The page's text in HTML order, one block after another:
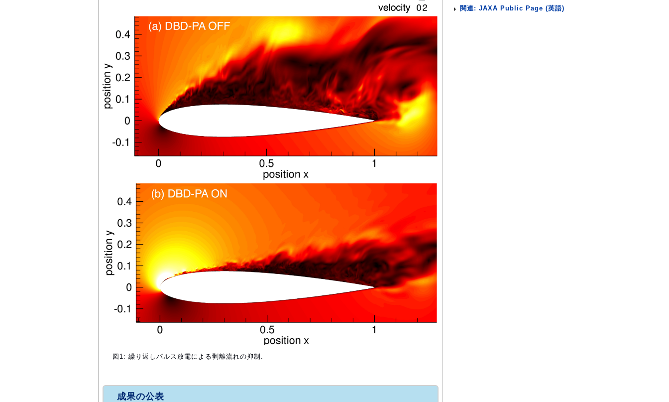
図1: 繰り返しパルス放電による剥離流れの抑制.
成果の公表
関連: JAXA Public Page (英語)